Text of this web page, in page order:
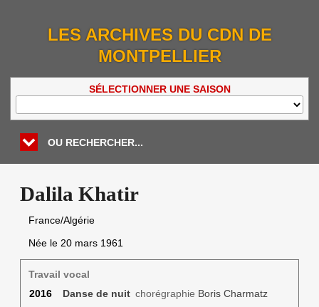
LES ARCHIVES DU CDN DE
MONTPELLIER
SÉLECTIONNER UNE SAISON
OU RECHERCHER...
Dalila Khatir
France/Algérie
Née le 20 mars 1961
Travail vocal
2016
Danse de nuitchorégraphie Boris Charmatz